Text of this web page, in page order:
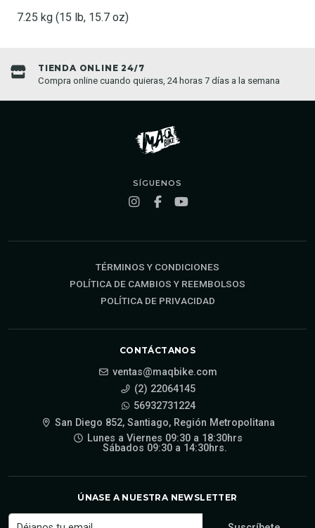
7.25 kg (15 lb, 15.7 oz)
ENVIOS A TODO CHILE
Enviamos a todo Chile
SÍGUENOS
TÉRMINOS Y CONDICIONES
POLÍTICA DE CAMBIOS Y REEMBOLSOS
POLÍTICA DE PRIVACIDAD
CONTÁCTANOS
ventas@maqbike.com
(2) 22064145
56932731224
San Diego 852, Santiago, Región Metropolitana
Lunes a Viernes 09:30 a 18:30hrs
Sábados 09:30 a 14:30hrs.
ÚNASE A NUESTRA NEWSLETTER